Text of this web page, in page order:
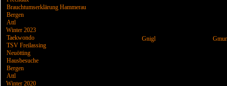
Brauchtumserklärung Hammerau
Bergen
Attl
Winter 2023
Taekwondo
TSV Freilassing
Neuötting
Hausbesuche
Bergen
Attl
Winter 2020
Gnigl